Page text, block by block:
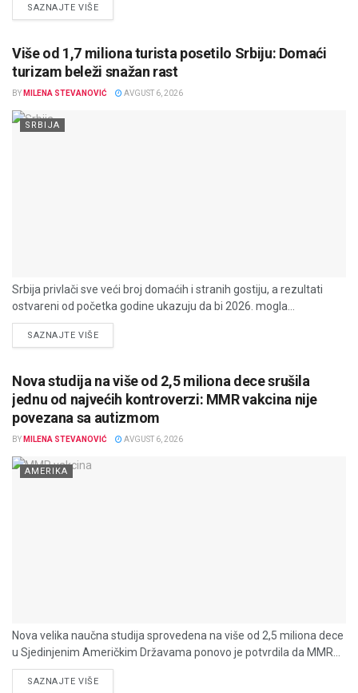
SAZNAJTE VIŠEDETAILS
Više od 1,7 miliona turista posetilo Srbiju: Domaći
turizam beleži snažan rast
BY MILENA STEVANOVIĆ AVGUST 6, 2026
SRBIJA
Srbija privlači sve veći broj domaćih i stranih gostiju, a rezultati
ostvareni od početka godine ukazuju da bi 2026. mogla...
SAZNAJTE VIŠEDETAILS
Nova studija na više od 2,5 miliona dece srušila
jednu od najvećih kontroverzi: MMR vakcina nije
povezana sa autizmom
BY MILENA STEVANOVIĆ AVGUST 6, 2026
AMERIKA
Nova velika naučna studija sprovedena na više od 2,5 miliona dece
u Sjedinjenim Američkim Državama ponovo je potvrdila da MMR...
SAZNAJTE VIŠEDETAILS